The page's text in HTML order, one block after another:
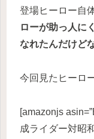
登場ヒーロー自
ローが助っ人に
なれたんだけど
今回見たヒーロ
[amazonjs
成ライダー対昭